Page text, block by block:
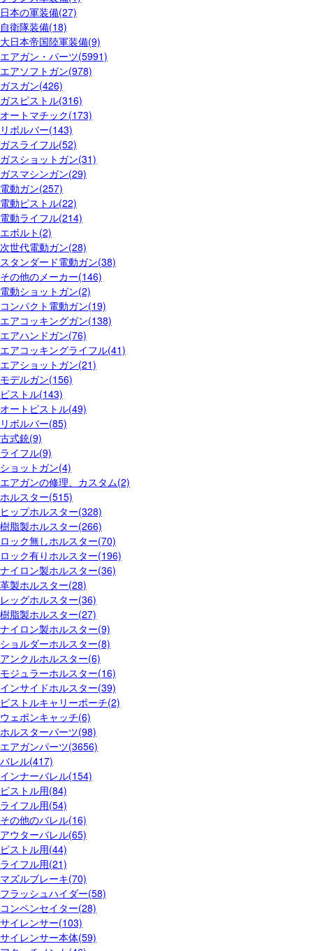
日本の軍装備(27)
自衛隊装備(18)
大日本帝国陸軍装備(9)
エアガン・パーツ(5991)
エアソフトガン(978)
ガスガン(426)
ガスピストル(316)
オートマチック(173)
リボルバー(143)
ガスライフル(52)
ガスショットガン(31)
ガスマシンガン(29)
電動ガン(257)
電動ピストル(22)
電動ライフル(214)
エボルト(2)
次世代電動ガン(28)
スタンダード電動ガン(38)
その他のメーカー(146)
電動ショットガン(2)
コンパクト電動ガン(19)
エアコッキングガン(138)
エアハンドガン(76)
エアコッキングライフル(41)
エアショットガン(21)
モデルガン(156)
ピストル(143)
オートピストル(49)
リボルバー(85)
古式銃(9)
ライフル(9)
ショットガン(4)
エアガンの修理、カスタム(2)
ホルスター(515)
ヒップホルスター(328)
樹脂製ホルスター(266)
ロック無しホルスター(70)
ロック有りホルスター(196)
ナイロン製ホルスター(36)
革製ホルスター(28)
レッグホルスター(36)
樹脂製ホルスター(27)
ナイロン製ホルスター(9)
ショルダーホルスター(8)
アンクルホルスター(6)
モジュラーホルスター(16)
インサイドホルスター(39)
ピストルキャリーポーチ(2)
ウェポンキャッチ(6)
ホルスターパーツ(98)
エアガンパーツ(3656)
バレル(417)
インナーバレル(154)
ピストル用(84)
ライフル用(54)
その他のバレル(16)
アウターバレル(65)
ピストル用(44)
ライフル用(21)
マズルブレーキ(70)
フラッシュハイダー(58)
コンペンセイター(28)
サイレンサー(103)
サイレンサー本体(59)